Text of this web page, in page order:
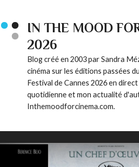
IN THE MOOD
2026
Blog créé en 2003 par Sandra
cinéma sur les éditions passées
Festival de Cannes 2026 en
quotidienne et mon actualité
Inthemoodforcinema.com.